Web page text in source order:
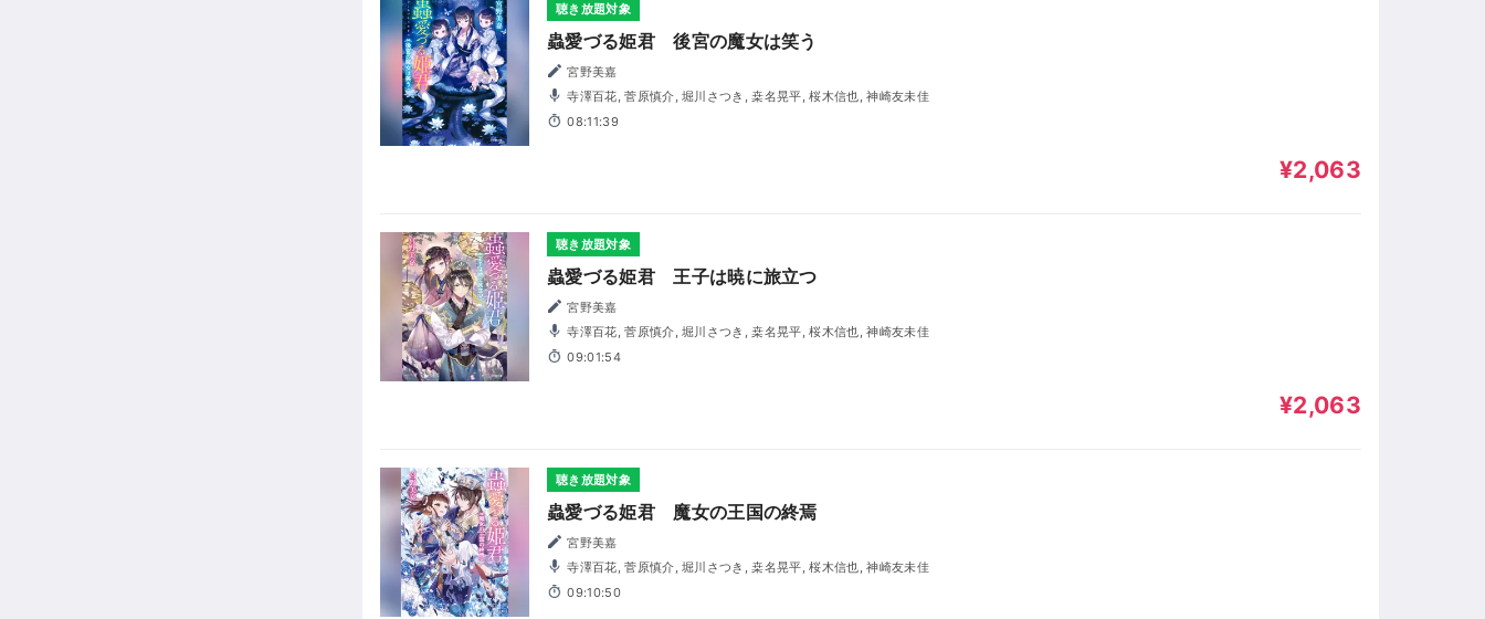
聴き放題対象
蟲愛づる姫君 後宮の魔女は笑う
宮野美嘉
寺澤百花, 菅原慎介, 堀川さつき, 桒名晃平, 桜木信也, 神崎友未佳
08:11:39
¥2,063
聴き放題対象
蟲愛づる姫君 王子は暁に旅立つ
宮野美嘉
寺澤百花, 菅原慎介, 堀川さつき, 桒名晃平, 桜木信也, 神崎友未佳
09:01:54
¥2,063
聴き放題対象
蟲愛づる姫君 魔女の王国の終焉
宮野美嘉
寺澤百花, 菅原慎介, 堀川さつき, 桒名晃平, 桜木信也, 神崎友未佳
09:10:50